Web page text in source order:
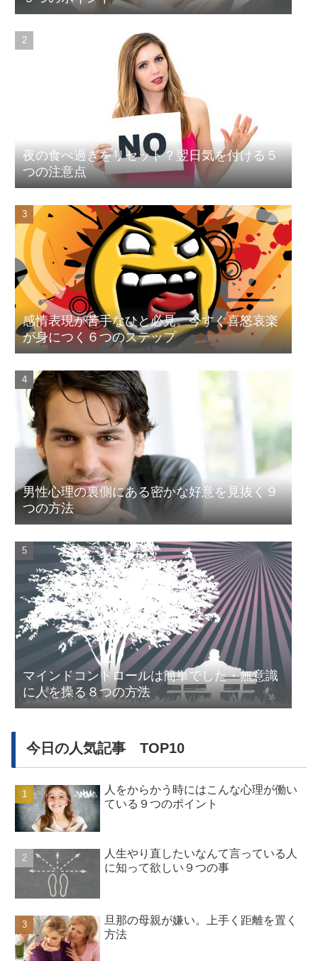
夜の食べ過ぎをリセット？翌日気を付ける５
つの注意点
感情表現が苦手なひと必見。今すぐ喜怒哀楽
が身につく６つのステップ
男性心理の裏側にある密かな好意を見抜く９
つの方法
マインドコントロールは簡単でした・無意識
に人を操る８つの方法
今日の人気記事 TOP10
人をからかう時にはこんな心理が働い
ている９つのポイント
人生やり直したいなんて言っている人
に知って欲しい９つの事
旦那の母親が嫌い。上手く距離を置く
方法